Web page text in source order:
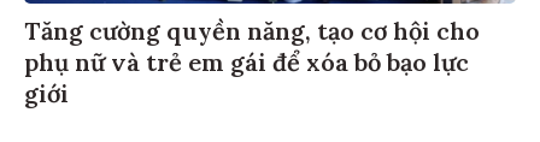
Tăng cường quyền năng, tạo cơ hội cho
phụ nữ và trẻ em gái để xóa bỏ bạo lực
giới